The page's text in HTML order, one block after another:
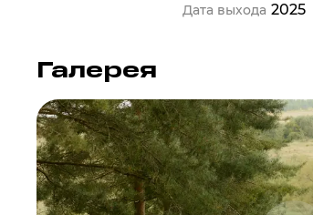
Дата выхода 2025
Галерея